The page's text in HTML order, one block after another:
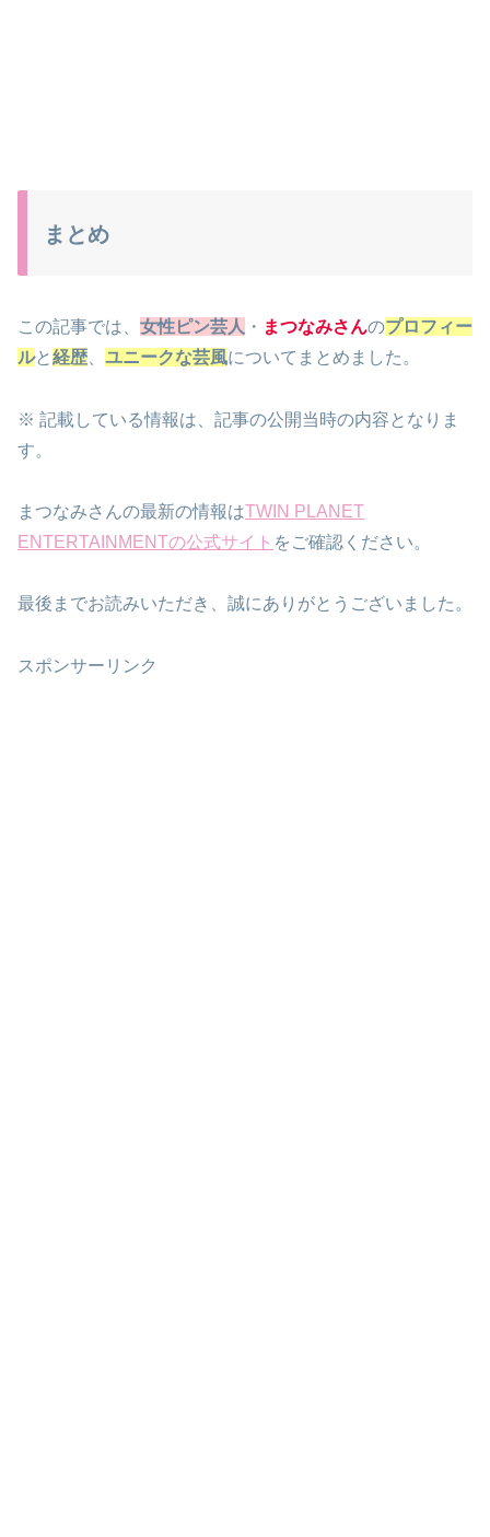
まとめ
この記事では、 女性ピン芸人 ・ まつなみさんのプロフィー
ルと経歴 ユニークな芸風についてまとめました。
※ 記載している情報は、記事の公開当時の内容となりま
す。
まつなみさんの最新の情報はTWIN PLANET
ENTERTAINMENTの公式サイト をご確認ください。
最後までお読みいただき、誠にありがとうございました。
スポンサーリンク